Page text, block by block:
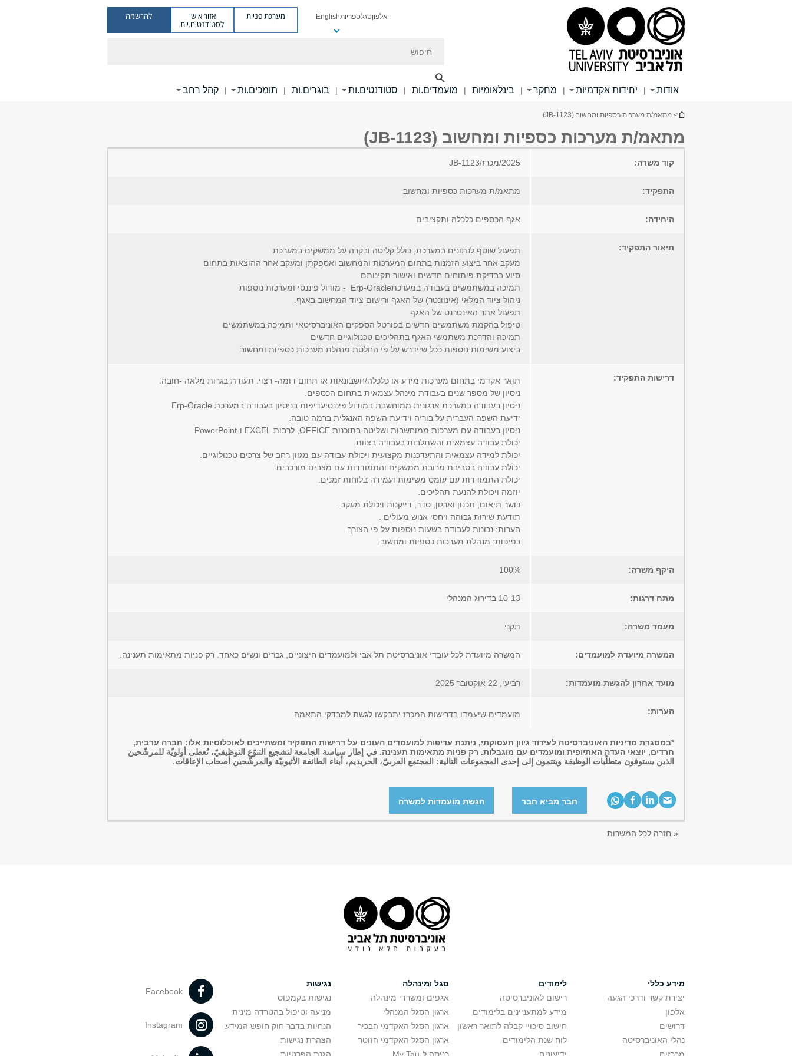
אלפוןסגלספריותEnglish מערכת פניות אזור אישי
לסטודנטים.יות
להרשמה
אודות | יחידות אקדמיות | מחקר | בינלאומיות | מועמדים.ות | סטודנטים.ות | בוגרים.ות | תומכים.ות | קהל רחב
הינך נמצא כאן
> מתאמ/ת מערכות כספיות ומחשוב (JB-1123)
מתאמ/ת מערכות כספיות ומחשוב (JB-1123)
קוד משרה: 2025/מכרז/JB-1123
התפקיד: מתאמ/ת מערכות כספיות ומחשוב
היחידה: אגף הכספים כלכלה ותקציבים
תיאור התפקיד:
תפעול שוטף לנתונים במערכת, כולל קליטה ובקרה על ממשקים במערכת
מעקב אחר ביצוע הזמנות בתחום המערכות והמחשוב ואספקתן ומעקב אחר ההוצאות בתחום
סיוע בבדיקת פיתוחים חדשים ואישור תקינותם
תמיכה במשתמשים בעבודה במערכתErp-Oracle - מודול פיננסי ומערכות נוספות
ניהול ציוד המלאי (אינוונטר) של האגף ורישום ציוד המחשוב באגף.
תפעול אתר האינטרנט של האגף
טיפול בהקמת משתמשים חדשים בפורטל הספקים האוניברסיטאי ותמיכה במשתמשים
תמיכה והדרכת משתמשי האגף בתהליכים טכנולוגיים חדשים
ביצוע משימות נוספות ככל שיידרש על פי החלטת מנהלת מערכות כספיות ומחשוב
דרישות התפקיד:
תואר אקדמי בתחום מערכות מידע או כלכלה/חשבונאות או תחום דומה- רצוי. תעודת בגרות מלאה -חובה.
ניסיון של מספר שנים בעבודת מינהל עצמאית בתחום הכספים.
ניסיון בעבודה במערכת ארגונית ממוחשבת במודול פיננסיעדיפות בניסיון בעבודה במערכת Erp-Oracle.
ידיעת השפה העברית על בוריה וידיעת השפה האנגלית ברמה טובה.
ניסיון בעבודה עם מערכות ממוחשבות ושליטה בתוכנות OFFICE, לרבות EXCEL ו-PowerPoint
יכולת עבודה עצמאית והשתלבות בעבודה בצוות.
יכולת למידה עצמאית והתעדכנות מקצועית ויכולת עבודה עם מגוון רחב של צרכים טכנולוגיים.
יכולת עבודה בסביבת מרובת ממשקים והתמודדות עם מצבים מורכבים.
יכולת התמודדות עם עומס משימות ועמידה בלוחות זמנים.
יוזמה ויכולת להנעת תהליכים.
כושר תיאום, תכנון וארגון, סדר, דייקנות ויכולת מעקב.
תודעת שירות גבוהה ויחסי אנוש מעולים .
הערות: נכונות לעבודה בשעות נוספות על פי הצורך.
כפיפות: מנהלת מערכות כספיות ומחשוב.
היקף משרה: 100%
מתח דרגות: 10-13 בדירוג המנהלי
מעמד משרה: תקני
המשרה מיועדת למועמדים: המשרה מיועדת לכל עובדי אוניברסיטת תל אבי ולמועמדים חיצוניים, גברים ונשים כאחד. רק פניות מתאימות תענינה.
מועד אחרון להגשת מועמדות: רביעי, 22 אוקטובר 2025
הערות: מועמדים שיעמדו בדרישות המכרז יתבקשו לגשת למבדקי התאמה.
*במסגרת מדיניות האוניברסיטה לעידוד גיוון תעסוקתי, ניתנת עדיפות למועמדים העונים על דרישות התפקיד ומשתייכים לאוכלוסיות אלו: חברה ערבית,
חרדים, יוצאי העדה האתיופית ומועמדים עם מוגבלות. רק פניות מתאימות תענינה. في إطار سياسة الجامعة لتشجيع التنوّع التوظيفيّ، تُعطى أولويّة للمرشّحين
الذين يستوفون متطلّبات الوظيفة وينتمون إلى إحدى المجموعات التالية: المجتمع العربيّ، الحريديم، أبناء الطائفة الأثيوبيّة والمرشّحين أصحاب الإعاقات.
חבר מביא חבר הגשת מועמדות למשרה
« חזרה לכל המשרות
מידע כללי
יצירת קשר ודרכי הגעה
אלפון
דרושים
נהלי האוניברסיטה
לימודים
רישום לאוניברסיטה
מידע למתעניינים בלימודים
חישוב סיכויי קבלה לתואר ראשון
לוח שנת הלימודים
סגל ומינהלה
אגפים ומשרדי מינהלה
ארגון הסגל המנהלי
ארגון הסגל האקדמי הבכיר
ארגון הסגל האקדמי הזוטר
נגישות
נגישות בקמפוס
מניעה וטיפול בהטרדה מינית
הנחיות בדבר חוק חופש המידע
הצהרת נגישות
Facebook
Instagram